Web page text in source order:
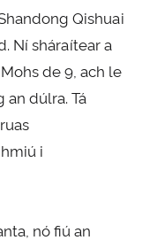
Qishuai
Ní sháraítear a
de 9, ach le
an dúlra. Tá
i
nó fiú an